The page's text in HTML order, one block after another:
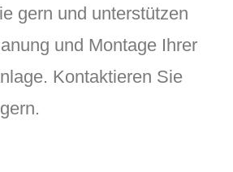
gern und unterstützen
und Montage Ihrer
Kontaktieren Sie